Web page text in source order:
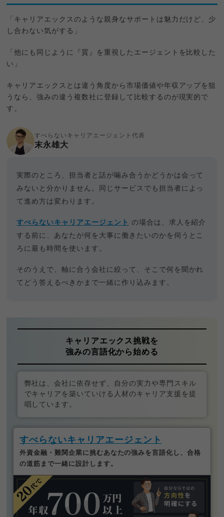
「キャリアエックスのような親身なサポートは魅力だけど、少
し合わない気がする」
「他にも同じように『質』を重視したエージェントを比較した
い」
キャリアエックスとは違う角度から市場価値や年収アップを狙
うなら、強みの違う複数社に登録して比較するのが現実的で
す。
すべらないキャリアエージェント代表
末永雄大
実際のところ、担当者と話が噛み合うかどうかは会って
みないと分かりません。同じサービスでも担当者によっ
て進め方は変わります。
すべらないキャリアエージェント
の場合は、求人を紹介
する前に、あなたが何を大事に働きたいのかを伺うとこ
ろに最も時間を使います。
そのうえで、軸に合う会社に絞って、そこで何を聞かれ
てどう答えるべきかまで一緒に作り込みます。
キャリアエックス挑戦を
強みの言語化から始める
弊社は、会社に依存せず、自分の実力や専門スキル
でキャリアを築いていける人材のキャリア支援を提
唱しています。
すべらないキャリアエージェント
外資金融・難関企業に挑むあなたの強みを言語化し、合格
の道筋まで一緒に設計します。